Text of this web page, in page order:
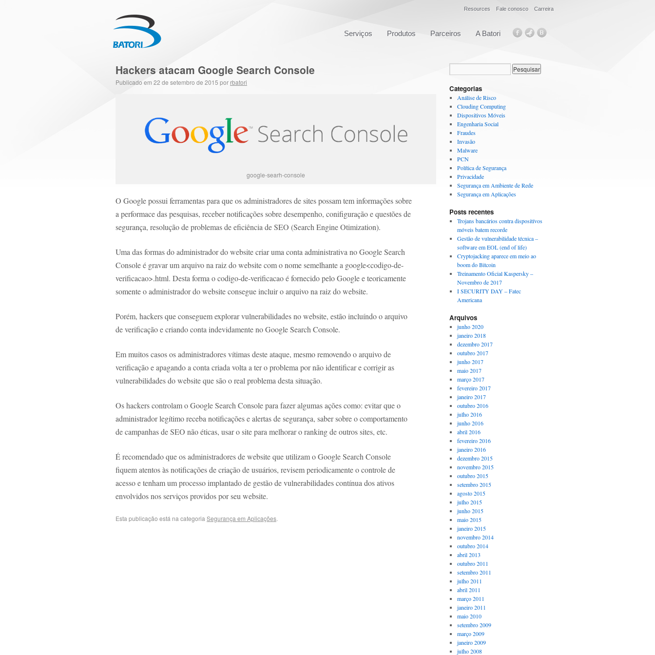
Resources Fale conosco Carreira
Serviços Produtos Parceiros A Batori
Hackers atacam Google Search Console
Publicado em 22 de setembro de 2015 por rbatori
google-searh-console
O Google possui ferramentas para que os administradores de sites possam tem informações sobre
a performace das pesquisas, receber notificações sobre desempenho, conifiguração e questões de
segurança, resolução de problemas de eficiência de SEO (Search Engine Otimization).
Uma das formas do administrador do website criar uma conta administrativa no Google Search
Console é gravar um arquivo na raiz do website com o nome semelhante a google<codigo-de-
verificacao>.html. Desta forma o codigo-de-verificacao é fornecido pelo Google e teoricamente
somente o administrador do website consegue incluir o arquivo na raiz do website.
Porém, hackers que conseguem explorar vulnerabilidades no website, estão incluíndo o arquivo
de verificação e criando conta indevidamente no Google Search Console.
Em muitos casos os administradores vítimas deste ataque, mesmo removendo o arquivo de
verificação e apagando a conta criada volta a ter o problema por não identificar e corrigir as
vulnerabilidades do website que são o real problema desta situação.
Os hackers controlam o Google Search Console para fazer algumas ações como: evitar que o
administrador legítimo receba notificações e alertas de segurança, saber sobre o comportamento
de campanhas de SEO não éticas, usar o site para melhorar o ranking de outros sites, etc.
É recomendado que os administradores de website que utilizam o Google Search Console
fiquem atentos às notificações de criação de usuários, revisem periodicamente o controle de
acesso e tenham um processo implantado de gestão de vulnerabilidades contínua dos ativos
envolvidos nos serviços providos por seu website.
Esta publicação está na categoria Segurança em Aplicações.
Categorias
Análise de Risco
Clouding Computing
Dispositivos Móveis
Engenharia Social
Fraudes
Invasão
Malware
PCN
Política de Segurança
Privacidade
Segurança em Ambiente de Rede
Segurança em Aplicações
Posts recentes
Trojans bancários contra dispositívos
móveis batem recorde
Gestão de vulnerabilidade técnica –
software em EOL (end of life)
Cryptojacking aparece em meio ao
boom do Bitcoin
Treinamento Oficial Kaspersky –
Novembro de 2017
I SECURITY DAY – Fatec
Americana
Arquivos
junho 2020
janeiro 2018
dezembro 2017
outubro 2017
junho 2017
maio 2017
março 2017
fevereiro 2017
janeiro 2017
outubro 2016
julho 2016
junho 2016
abril 2016
fevereiro 2016
janeiro 2016
dezembro 2015
novembro 2015
outubro 2015
setembro 2015
agosto 2015
julho 2015
junho 2015
maio 2015
janeiro 2015
novembro 2014
outubro 2014
abril 2013
outubro 2011
setembro 2011
julho 2011
abril 2011
março 2011
janeiro 2011
maio 2010
setembro 2009
março 2009
janeiro 2009
julho 2008